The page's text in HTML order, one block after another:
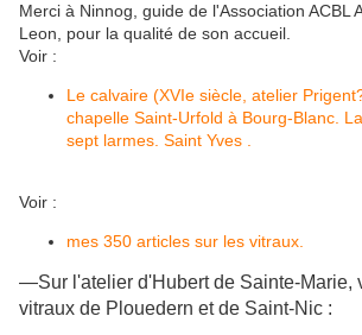
Merci à Ninnog, guide de l'Association ACBL
Leon, pour la qualité de son accueil.
Voir :
Le calvaire (XVIe siècle, atelier
chapelle Saint-Urfold à Bourg-Blanc.
sept larmes. Saint Yves .
Voir :
mes 350 articles sur les vitraux.
—Sur l'atelier d'Hubert de Sainte-Marie,
vitraux de Plouedern et de Saint-Nic :